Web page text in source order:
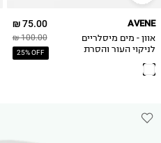
75.00 ₪
100.00 ₪
25% OFF
AVENE
אוון - מים מיסלריים
לניקוי העור והסרת
Make-Up